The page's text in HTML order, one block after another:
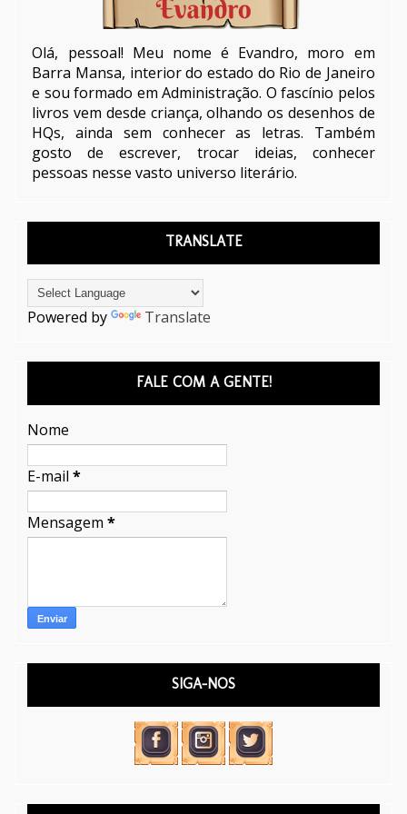
Olá, pessoal! Meu nome é Evandro, moro em
Barra Mansa, interior do estado do Rio de Janeiro
e sou formado em Administração. O fascínio pelos
livros vem desde criança, olhando os desenhos de
HQs, ainda sem conhecer as letras. Também
gosto de escrever, trocar ideias, conhecer
pessoas nesse vasto universo literário.
TRANSLATE
Powered by Translate
FALE COM A GENTE!
Nome
E-mail*
Mensagem*
SIGA-NOS